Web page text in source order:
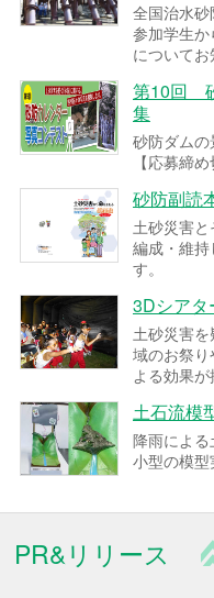
全国治水
参加学生
についてお
第10回
集
砂防ダムの
【応募締
砂防副読
土砂災害
編成・維
す。
3Dシアタ
土砂災害
域のお祭
よる効果が
土石流模
降雨によ
小型の模型
PR&リリース